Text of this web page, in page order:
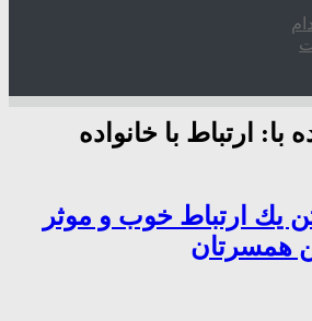
با: ارتباط با خانواده
يك ارتباط خوب و موثر
همسرتان